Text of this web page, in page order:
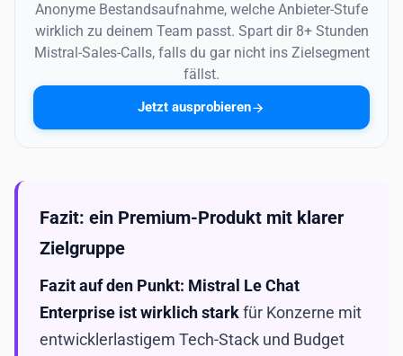
Anonyme Bestandsaufnahme, welche Anbieter-Stufe
wirklich zu deinem Team passt. Spart dir 8+ Stunden
Mistral-Sales-Calls, falls du gar nicht ins Zielsegment
fällst.
Jetzt ausprobieren
Fazit: ein Premium-Produkt mit klarer
Zielgruppe
Fazit auf den Punkt: Mistral Le Chat
Enterprise ist wirklich starkfür Konzerne mit
entwicklerlastigem Tech-Stack und Budget